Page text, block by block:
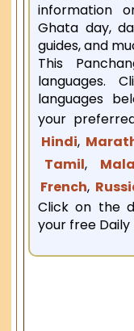
information
Ghata day,
guides, and
This
languages.
languages
your
Hindi,
Tamil,
French,
Click on the
your free Daily